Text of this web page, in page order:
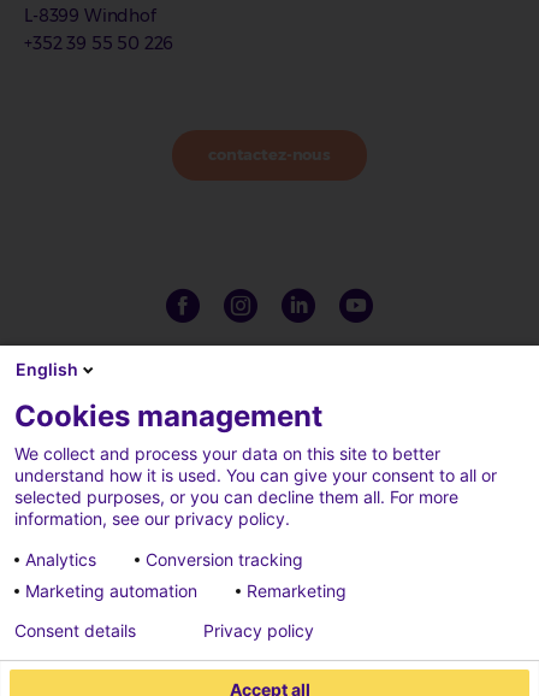
L-8399 Windhof
+352 39 55 50 226
contactez-nous
Charte de confidentialité Crédits
Cookies parameters Mentions légales
English
Cookies management
We collect and process your data on this site to better
understand how it is used. You can give your consent to all or
selected purposes, or you can decline them all. For more
information, see our privacy policy.
Analytics
Conversion tracking
Marketing automation
Remarketing
Accept all
Consent details Privacy policy